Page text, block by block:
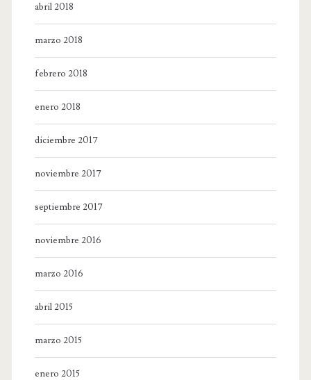
abril 2018
marzo 2018
febrero 2018
enero 2018
diciembre 2017
noviembre 2017
septiembre 2017
noviembre 2016
marzo 2016
abril 2015
marzo 2015
enero 2015